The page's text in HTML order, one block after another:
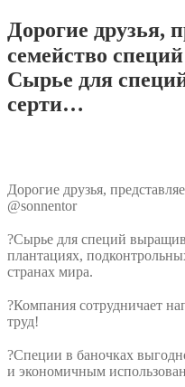
Дорогие друзья,
семейство
Сырье для
серти…
Дорогие друзья,
@sonnentor
?Сырье для специй
плантациях,
странах мира.
?Компания сотрудничает
труд!
?Специи в баночках
и экономичным